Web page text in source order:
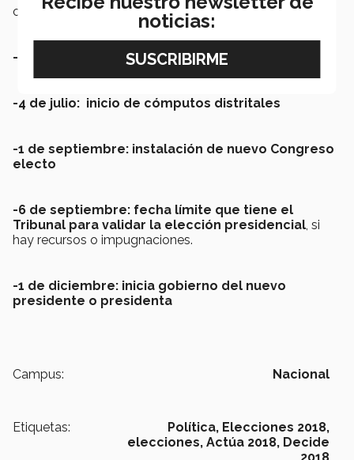
candidato puede pedir el voto.
-1 de julio: Día de la elección
-4 de julio: inicio de cómputos distritales
-1 de septiembre: instalación de nuevo Congreso
electo
-6 de septiembre: fecha límite que tiene el
Tribunal para validar la elección presidencial, si
hay recursos o impugnaciones.
-1 de diciembre: inicia gobierno del nuevo
presidente o presidenta
Campus: Nacional
Etiquetas: Política, Elecciones 2018,
elecciones, Actúa 2018, Decide
noticias: